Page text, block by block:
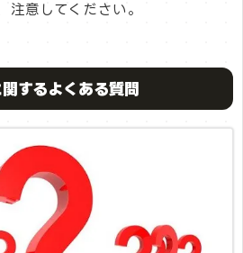
注意してください。
するよくある質問